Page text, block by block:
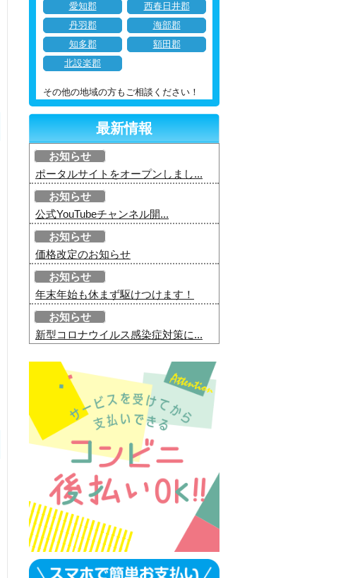
愛知郡
西春日井郡
丹羽郡
海部郡
知多郡
額田郡
北設楽郡
その他の地域の方もご相談ください！
最新情報
お知らせ
ポータルサイトをオープンしまし...
お知らせ
公式YouTubeチャンネル開...
お知らせ
価格改定のお知らせ
お知らせ
年末年始も休まず駆けつけます！
お知らせ
新型コロナウイルス感染症対策に...